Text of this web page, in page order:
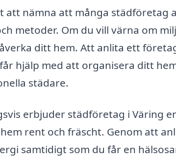
att nämna att många städföretag
metoder. Om du vill värna om
ditt hem. Att anlita ett
hjälp med att organisera ditt
städare.
erbjuder städföretag i Väring
rent och fräscht. Genom att
samtidigt som du får en